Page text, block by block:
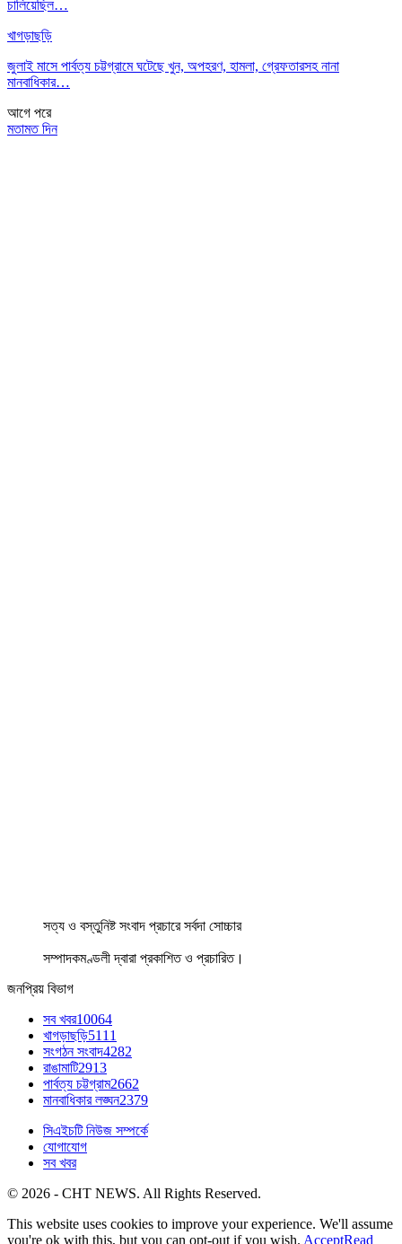
চালিয়েছিল…
খাগড়াছড়ি
জুলাই মাসে পার্বত্য চট্টগ্রামে ঘটেছে খুন, অপহরণ, হামলা, গ্রেফতারসহ নানা
মানবাধিকার…
আগে পরে
মতামত দিন
সত্য ও বস্তুনিষ্ট সংবাদ প্রচারে সর্বদা সোচ্চার
সম্পাদকমণ্ডলী দ্বারা প্রকাশিত ও প্রচারিত।
জনপ্রিয় বিভাগ
সব খবর10064
খাগড়াছড়ি5111
সংগঠন সংবাদ4282
রাঙামাটি2913
পার্বত্য চট্টগ্রাম2662
মানবাধিকার লঙ্ঘন2379
সিএইচটি নিউজ সম্পর্কে
যোগাযোগ
সব খবর
© 2026 - CHT NEWS. All Rights Reserved.
This website uses cookies to improve your experience. We'll assume
you're ok with this, but you can opt-out if you wish. AcceptRead